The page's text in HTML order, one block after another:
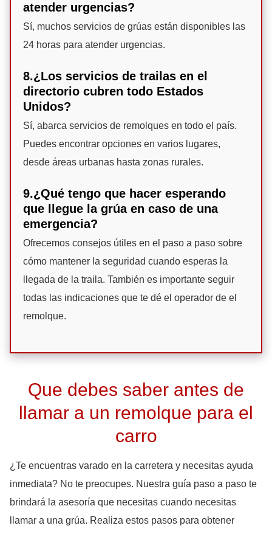
atender urgencias?
Sí, muchos servicios de grúas están disponibles las
24 horas para atender urgencias.
8.¿Los servicios de trailas en el
directorio cubren todo Estados
Unidos?
Sí, abarca servicios de remolques en todo el país.
Puedes encontrar opciones en varios lugares,
desde áreas urbanas hasta zonas rurales.
9.¿Qué tengo que hacer esperando
que llegue la grúa en caso de una
emergencia?
Ofrecemos consejos útiles en el paso a paso sobre
cómo mantener la seguridad cuando esperas la
llegada de la traila. También es importante seguir
todas las indicaciones que te dé el operador de el
remolque.
Que debes saber antes de
llamar a un remolque para el
carro
¿Te encuentras varado en la carretera y necesitas ayuda
inmediata? No te preocupes. Nuestra guía paso a paso te
brindará la asesoría que necesitas cuando necesitas
llamar a una grúa. Realiza estos pasos para obtener